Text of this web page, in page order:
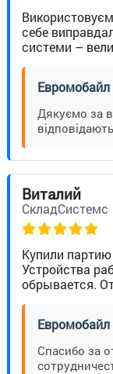
себе
системи –
Евромобайл
Дякуємо за
Виталий
СкладСистемс
Купили
Устройства
обрывается.
Евромобайл
Спасибо за